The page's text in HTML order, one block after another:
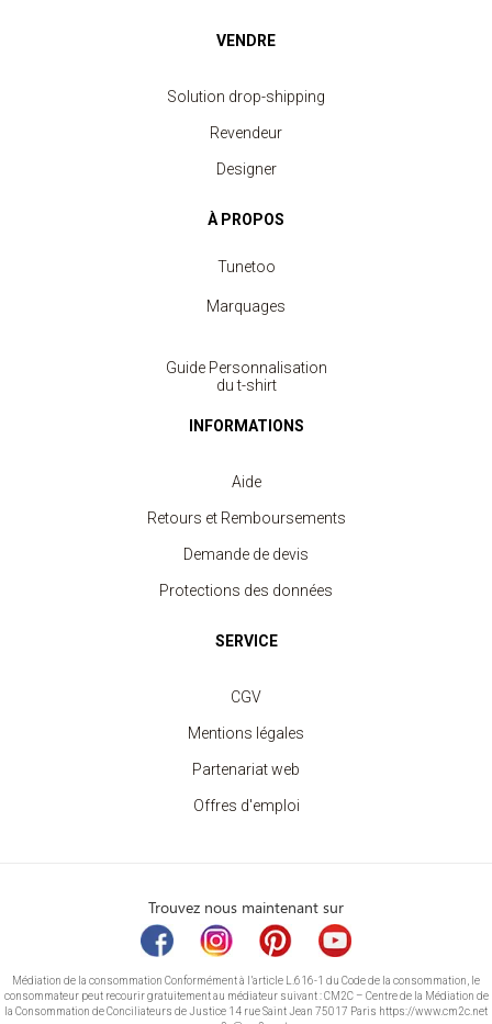
VENDRE
Solution drop-shipping
Revendeur
Designer
À PROPOS
Tunetoo
Marquages
Guide Personnalisation
du t-shirt
INFORMATIONS
Aide
Retours et Remboursements
Demande de devis
Protections des données
SERVICE
CGV
Mentions légales
Partenariat web
Offres d'emploi
Trouvez nous maintenant sur
Médiation de la consommation Conformément à l’article L.616-1 du Code de la consommation, le
consommateur peut recourir gratuitement au médiateur suivant : CM2C – Centre de la Médiation de
la Consommation de Conciliateurs de Justice 14 rue Saint Jean 75017 Paris https://www.cm2c.net